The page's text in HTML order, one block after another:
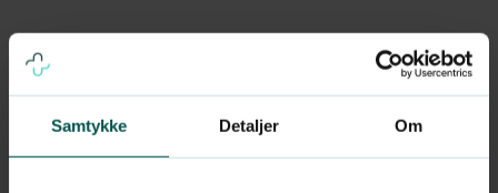
Samtykke Detaljer Om